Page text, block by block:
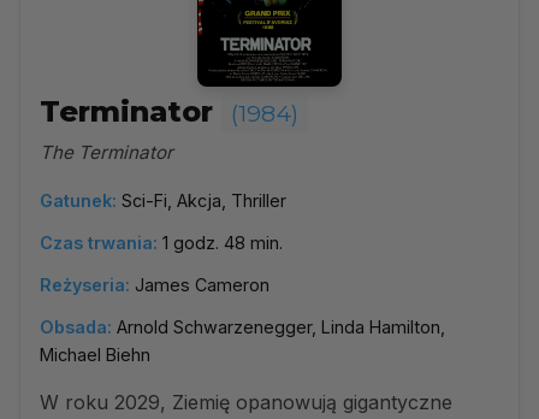
Terminator (1984)
The Terminator
Gatunek: Sci-Fi, Akcja, Thriller
Czas trwania: 1 godz. 48 min.
Reżyseria: James Cameron
Obsada: Arnold Schwarzenegger, Linda Hamilton,
Michael Biehn
W roku 2029, Ziemię opanowują gigantyczne